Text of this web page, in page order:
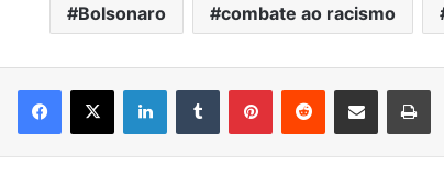
Bolsonaro combate ao racismo